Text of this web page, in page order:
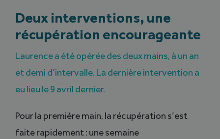
Deux interventions, une
récupération encourageante
Laurence a été opérée des deux mains, à un an
et demi d’intervalle. La dernière intervention a
eu lieu le 9 avril dernier.
Pour la première main, la récupération s’est
faite rapidement : une semaine